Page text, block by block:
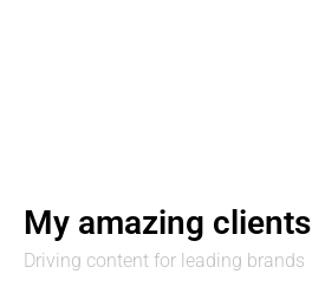
My amazing clients
Driving content for leading brands